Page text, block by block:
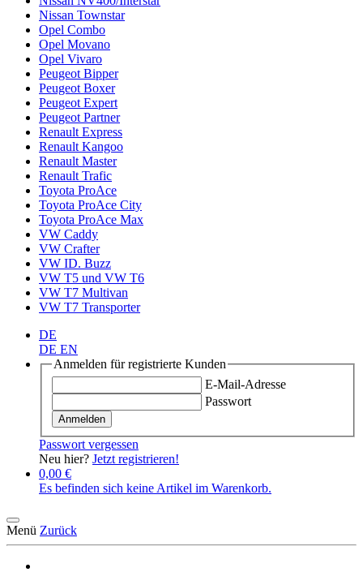
Nissan Townstar
Opel Combo
Opel Movano
Opel Vivaro
Peugeot Bipper
Peugeot Boxer
Peugeot Expert
Peugeot Partner
Renault Express
Renault Kangoo
Renault Master
Renault Trafic
Toyota ProAce
Toyota ProAce City
Toyota ProAce Max
VW Caddy
VW Crafter
VW ID. Buzz
VW T5 und VW T6
VW T7 Multivan
VW T7 Transporter
DE
DE EN
Anmelden für registrierte Kunden
E-Mail-Adresse
Passwort
Anmelden
Passwort vergessen
Neu hier? Jetzt registrieren!
0,00 €
Es befinden sich keine Artikel im Warenkorb.
Menü Zurück